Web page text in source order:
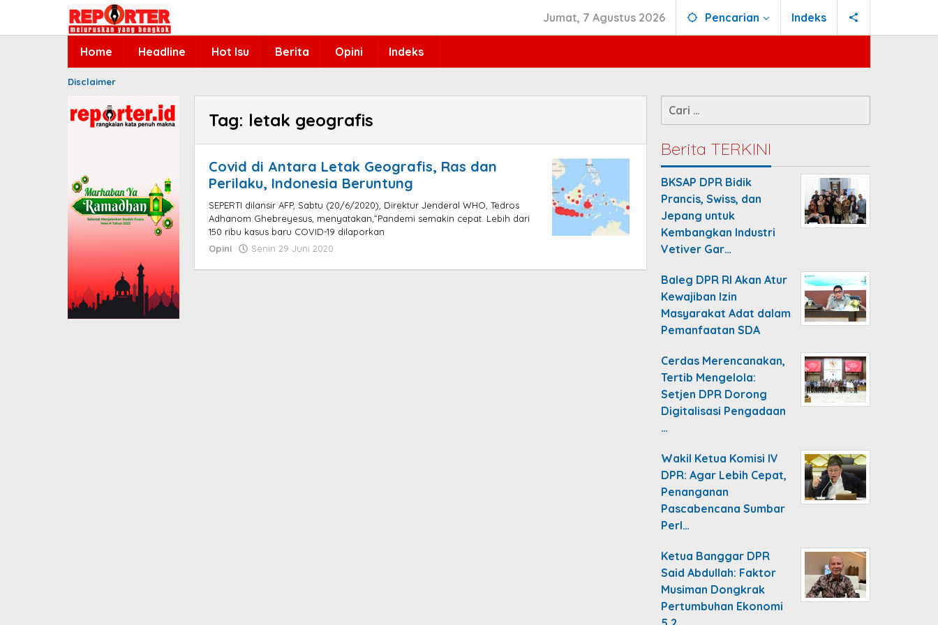
Jumat, 7 Agustus 2026 Pencarian Indeks
Home Headline Hot Isu Berita Opini Indeks
Disclaimer
Tag: letak geografis
Covid di Antara Letak Geografis, Ras dan
Perilaku, Indonesia Beruntung
SEPERTI dilansir AFP, Sabtu (20/6/2020), Direktur Jenderal WHO, Tedros
Adhanom Ghebreyesus, menyatakan,”Pandemi semakin cepat. Lebih dari
150 ribu kasus baru COVID-19 dilaporkan
Opini
Senin 29 Juni 2020
Cari
untuk:
Berita TERKINI
BKSAP DPR Bidik
Prancis, Swiss, dan
Jepang untuk
Kembangkan Industri
Vetiver Gar…
Baleg DPR RI Akan Atur
Kewajiban Izin
Masyarakat Adat dalam
Pemanfaatan SDA
Cerdas Merencanakan,
Tertib Mengelola:
Setjen DPR Dorong
Digitalisasi Pengadaan
…
Wakil Ketua Komisi IV
DPR: Agar Lebih Cepat,
Penanganan
Pascabencana Sumbar
Perl…
Ketua Banggar DPR
Said Abdullah: Faktor
Musiman Dongkrak
Pertumbuhan Ekonomi